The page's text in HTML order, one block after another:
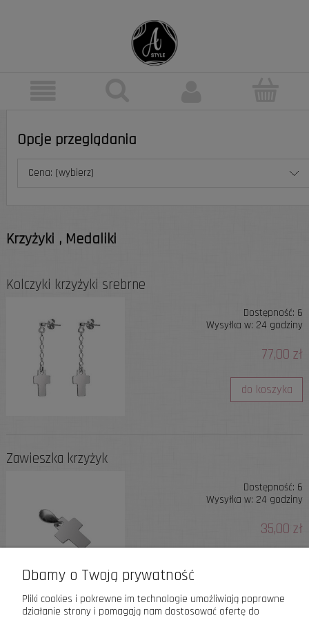
Opcje przeglądania
Cena: (wybierz)
Krzyżyki , Medaliki
Kolczyki krzyżyki srebrne
Dostępność: 6
Wysyłka w: 24 godziny
77,00 zł
do koszyka
Zawieszka krzyżyk
Dostępność: 6
Wysyłka w: 24 godziny
35,00 zł
Dbamy o Twoją prywatność
Pliki cookies i pokrewne im technologie umożliwiają poprawne
działanie strony i pomagają nam dostosować ofertę do